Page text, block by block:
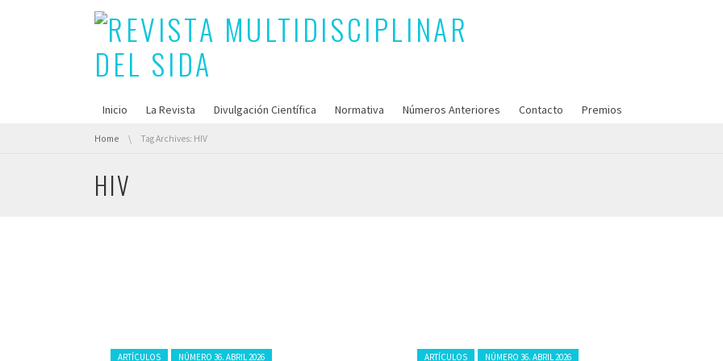
Inicio La Revista Divulgación Científica Normativa Números Anteriores Contacto Premios
You are here:
Home Tag Archives: HIV
HIV
Posted in:
ARTÍCULOS NÚMERO 36. ABRIL 2026 Posted in:
ARTÍCULOS NÚMERO 36. ABRIL 2026